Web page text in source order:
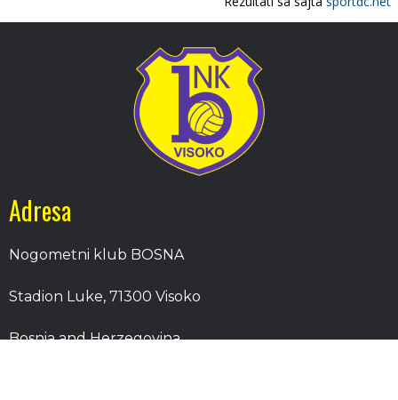
Adresa
Nogometni klub BOSNA
Stadion Luke, 71300 Visoko
Bosnia and Herzegovina